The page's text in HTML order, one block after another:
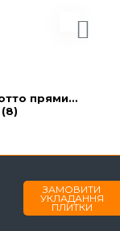
прямий
(8)
ЗАМОВИТИ
УКЛАДАННЯ
ПЛИТКИ